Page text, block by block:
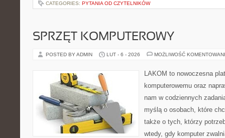
CATEGORIES: PYTANIA OD CZYTELNIKÓW
SPRZĘT KOMPUTEROWY
POSTED BY ADMIN LUT - 6 - 2026 MOŻLIWOŚĆ
LAKOM to nowoczesna
komputerowemu oraz
nam w codziennych
myślą o osobach, które
także o tych, którzy
wtedy, gdy komputer